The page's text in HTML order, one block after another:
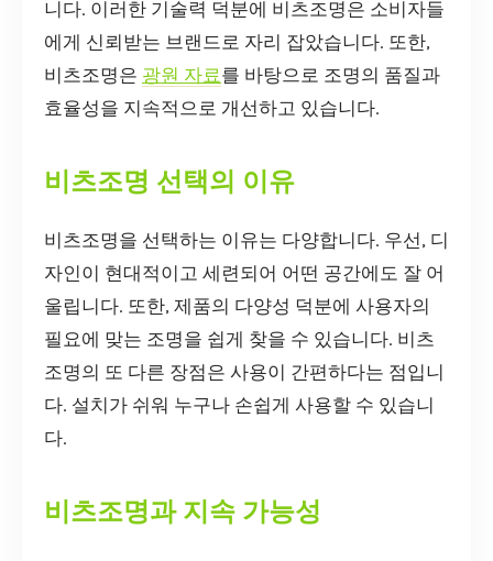
니다. 이러한 기술력 덕분에 비츠조명은 소비자들
에게 신뢰받는 브랜드로 자리 잡았습니다. 또한,
비츠조명은 광원 자료를 바탕으로 조명의 품질과
효율성을 지속적으로 개선하고 있습니다.
비츠조명 선택의 이유
비츠조명을 선택하는 이유는 다양합니다. 우선, 디
자인이 현대적이고 세련되어 어떤 공간에도 잘 어
울립니다. 또한, 제품의 다양성 덕분에 사용자의
필요에 맞는 조명을 쉽게 찾을 수 있습니다. 비츠
조명의 또 다른 장점은 사용이 간편하다는 점입니
다. 설치가 쉬워 누구나 손쉽게 사용할 수 있습니
다.
비츠조명과 지속 가능성